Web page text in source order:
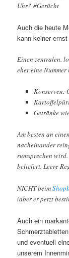
Uhr? #Gerücht
Auch die heute
kann keiner
Einen zentralen.
eher eine
Konserven:
Getränke
Am besten an
nacheinander
rumsprechen
beliefert. Leere
NICHT beim
(aber er petzt
Auch ein
und eventuell
unserem